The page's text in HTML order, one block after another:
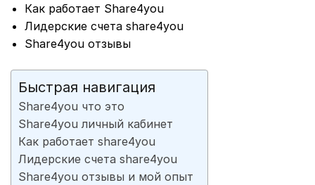
Как работает Share4you
Лидерские счета share4you
Share4you отзывы
Быстрая навигация
Share4you что это
Share4you личный кабинет
Как работает share4you
Лидерские счета share4you
Share4you отзывы и мой опыт